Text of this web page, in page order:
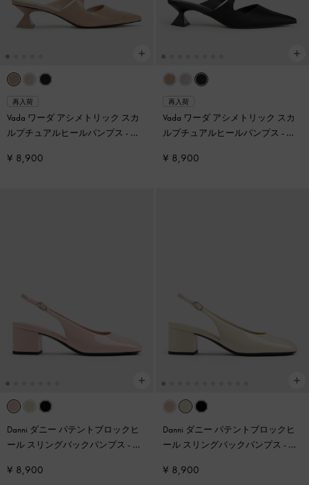
再入荷
Vada ワーダ アシメトリック スカ
ルプチュアルヒールパンプス - ヌ
¥ 8,900
再入荷
Vada ワーダ アシメトリック スカ
ルプチュアルヒールパンプス - ブ
¥ 8,900
Danni ダニー パテントブロックヒ
ール スリングバックパンプス - ブ
¥ 8,900
Danni ダニー パテントブロックヒ
ール スリングバックパンプス - チ
¥ 8,900